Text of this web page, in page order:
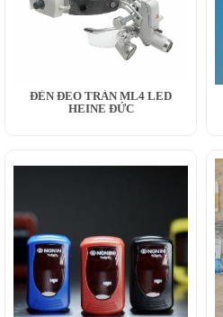
ĐÈN ĐEO TRÁN ML4 LED
HEINE ĐỨC